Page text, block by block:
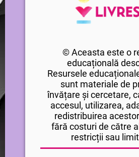
© Aceasta este o
educațională
Resursele
sunt materiale de
învățare și cercetare,
accesul, utilizarea,
redistribuirea
fără costuri de către
restricții sau